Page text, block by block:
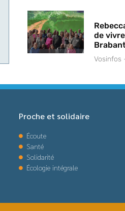
de
Vosinfos
Proche et solidaire
Écoute
Santé
Solidarité
Écologie intégrale